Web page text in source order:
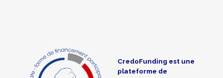
CredoFunding est une
plateforme de